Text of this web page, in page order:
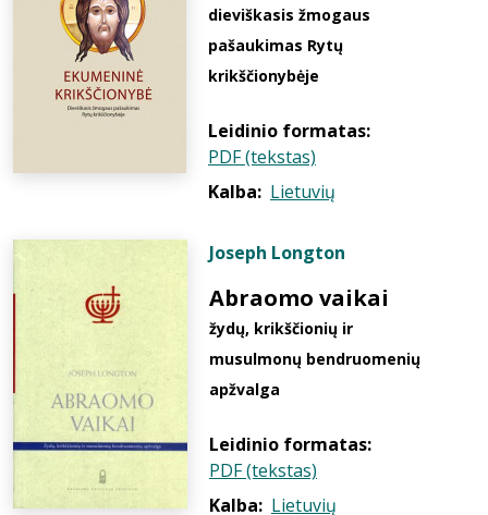
dieviškasis žmogaus
pašaukimas Rytų
krikščionybėje
Leidinio formatas:
PDF (tekstas)
Kalba: Lietuvių
Joseph Longton
Abraomo vaikai
žydų, krikščionių ir
musulmonų bendruomenių
apžvalga
Leidinio formatas:
PDF (tekstas)
Kalba: Lietuvių